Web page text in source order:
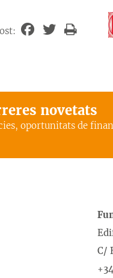
novetats
oportunitats de
C/